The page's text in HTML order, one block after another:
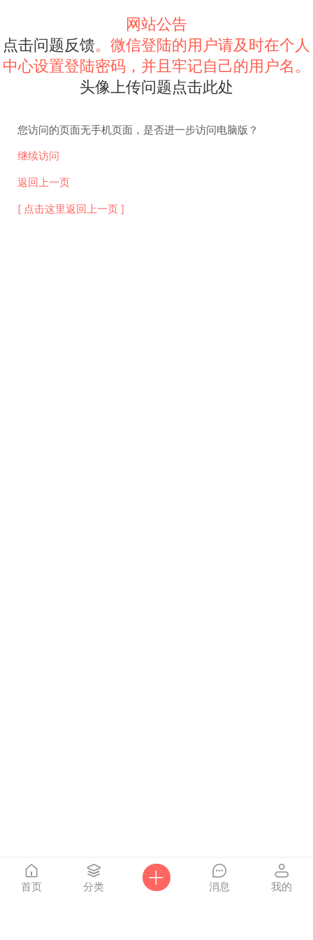
网站公告
点击问题反馈。微信登陆的用户请及时在个人
中心设置登陆密码，并且牢记自己的用户名。
头像上传问题点击此处
您访问的页面无手机页面，是否进一步访问电脑版？
继续访问
返回上一页
[ 点击这里返回上一页 ]
首页 分类 消息 我的